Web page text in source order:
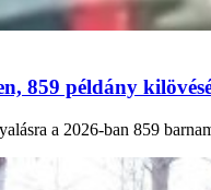
859 példány
a 2026-ban 859